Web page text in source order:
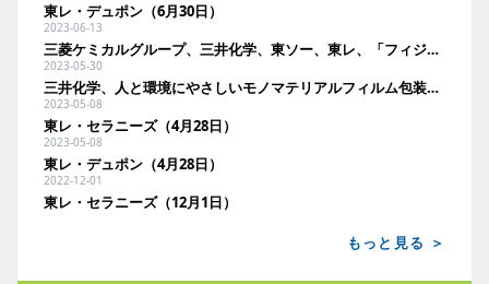
東レ・デュポン（6月30日）
2023-06-13
三菱ケミカルグループ、三井化学、東ソー、東レ、「フィジカルインターネット実現会議」における「化学品 WG」を設置
2023-05-30
三井化学、人と環境にやさしいモノマテリアルフィルム包装材・技術を共同開発
2023-05-08
東レ・セラニーズ（4月28日）
2023-05-08
東レ・デュポン（4月28日）
2022-12-01
東レ・セラニーズ（12月1日）
もっと見る ＞